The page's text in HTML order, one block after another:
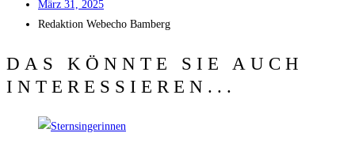
März 31, 2025
Redak­ti­on Web­echo Bamberg
DAS KÖNNTE SIE AUCH
INTERESSIEREN...